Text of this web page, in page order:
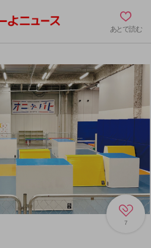
あとで読む
7